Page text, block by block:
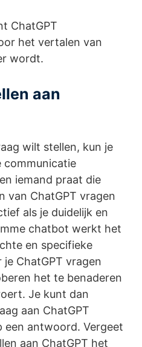
ChatGPT
het vertalen van
wordt.
aan
wilt stellen, kun je
communicatie
iemand praat die
van ChatGPT vragen
als je duidelijk en
chatbot werkt het
en specifieke
ChatGPT vragen
het te benaderen
Je kunt dan
aan ChatGPT
een antwoord. Vergeet
aan ChatGPT het